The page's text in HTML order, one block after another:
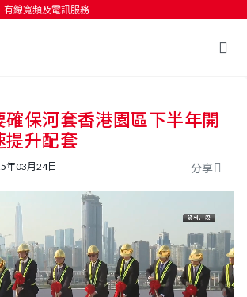
有線寬頻及電訊服務
按輸入鍵開始搜尋
確保河套香港園區下半年開
升配套
年03月24日 分享